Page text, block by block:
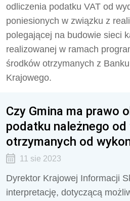
odliczenia podatku VAT od
poniesionych w związku z
polegającej na budowie sieci
realizowanej w ramach
środków otrzymanych z
Krajowego.
Czy Gmina ma prawo
podatku należnego
otrzymanych od
11 sie 2023
Dyrektor Krajowej Informacji
interpretację, dotyczącą